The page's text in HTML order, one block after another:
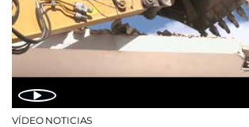
VÍDEO NOTICIAS